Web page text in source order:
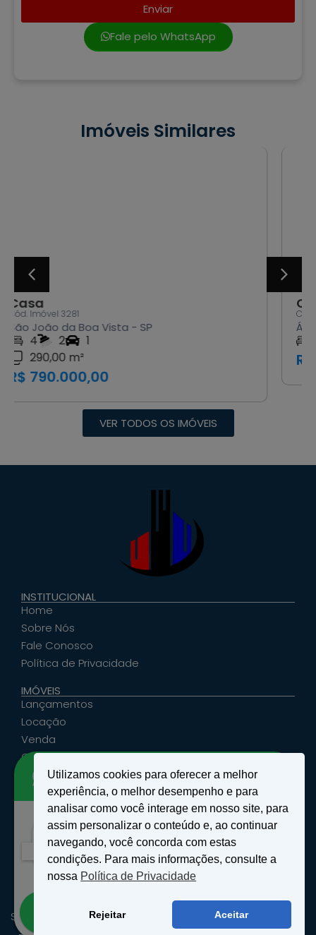
Enviar
Fale pelo WhatsApp
Imóveis Similares
Cód. Imóvel 3286
Águas da Prata - SP
3
R$ 1.800.000,00
VER TODOS OS IMÓVEIS
INSTITUCIONAL
Home
Sobre Nós
Fale Conosco
Política de Privacidade
IMÓVEIS
Lançamentos
Locação
Venda
Cadastrar Seu Imóvel
ATENDIMENTO
santosemattosimoveis@hotmail.com
(19) 9 9639-4985
Rua Floriano Peixoto, nº 27 - Centro - São João
da Boa Vista, SP
SANTOS & MATTOS IMÓVEIS - Copyright ® 2026 - Todos os
Direitos Reservados.
Como podemos te ajudar?
Abrir bate-papo
Utilizamos cookies para oferecer a melhor
experiência, o melhor desempenho e para
analisar como você interage em nosso site, para
assim personalizar o conteúdo e, ao continuar
navegando, você concorda com estas
condições. Para mais informações, consulte a
nossa Política de Privacidade
Rejeitar Aceitar